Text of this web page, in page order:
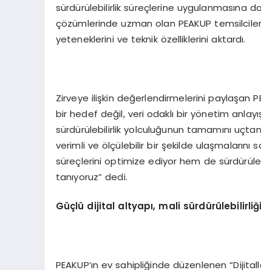
sürdürülebilirlik süreçlerine uygulanmasına
çözümlerinde uzman olan PEAKUP
yeteneklerini ve teknik özelliklerini aktardı.
Zirveye ilişkin değerlendirmelerini paylaşan
bir hedef değil, veri odaklı bir yönetim
sürdürülebilirlik yolculuğunun tamamını
verimli ve ölçülebilir bir şekilde ulaşmalarını
süreçlerini optimize ediyor hem de
tanıyoruz” dedi.
Güçlü dijital altyapı, mali
PEAKUP’ın ev sahipliğinde düzenlenen